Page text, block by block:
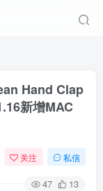
Hand Clap
新增MAC
关注 私信
47 13